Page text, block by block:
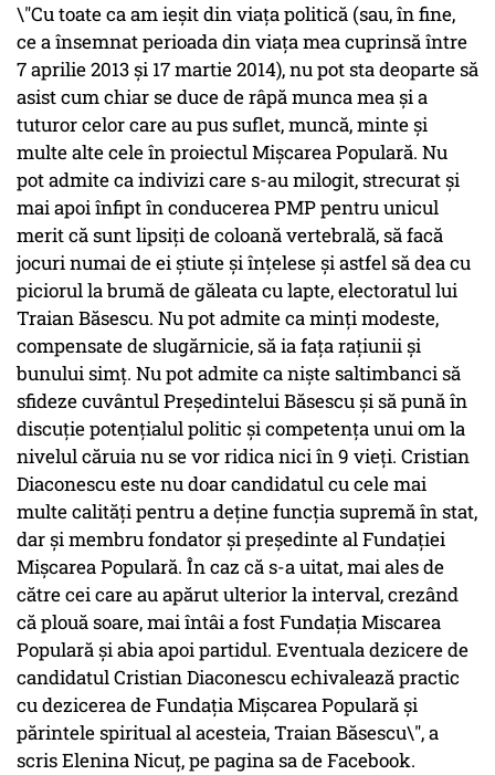
\"Cu toate ca am ieșit din viața politică (sau, în fine,
ce a însemnat perioada din viața mea cuprinsă între
7 aprilie 2013 și 17 martie 2014), nu pot sta deoparte să
asist cum chiar se duce de râpă munca mea și a
tuturor celor care au pus suflet, muncă, minte și
multe alte cele în proiectul Mișcarea Populară. Nu
pot admite ca indivizi care s-au milogit, strecurat și
mai apoi înfipt în conducerea PMP pentru unicul
merit că sunt lipsiți de coloană vertebrală, să facă
jocuri numai de ei știute și înțelese și astfel să dea cu
piciorul la brumă de găleata cu lapte, electoratul lui
Traian Băsescu. Nu pot admite ca minți modeste,
compensate de slugărnicie, să ia fața rațiunii și
bunului simț. Nu pot admite ca niște saltimbanci să
sfideze cuvântul Președintelui Băsescu și să pună în
discuție potențialul politic și competența unui om la
nivelul căruia nu se vor ridica nici în 9 vieți. Cristian
Diaconescu este nu doar candidatul cu cele mai
multe calități pentru a deține funcția supremă în stat,
dar și membru fondator și președinte al Fundației
Mișcarea Populară. În caz că s-a uitat, mai ales de
către cei care au apărut ulterior la interval, crezând
că plouă soare, mai întâi a fost Fundația Miscarea
Populară și abia apoi partidul. Eventuala dezicere de
candidatul Cristian Diaconescu echivalează practic
cu dezicerea de Fundația Mișcarea Populară și
părintele spiritual al acesteia, Traian Băsescu\", a
scris Elenina Nicuț, pe pagina sa de Facebook.